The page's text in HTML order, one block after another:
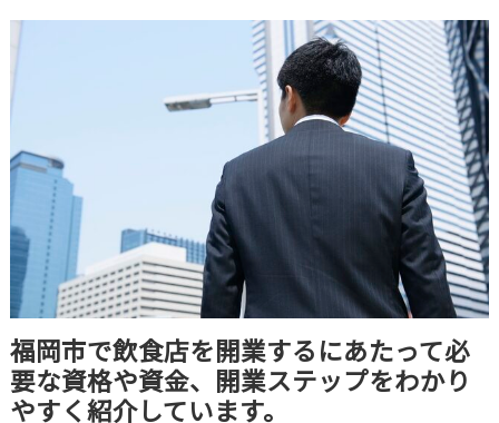
福岡市で飲食店を開業するにあたって必
要な資格や資金、開業ステップをわかり
やすく紹介しています。